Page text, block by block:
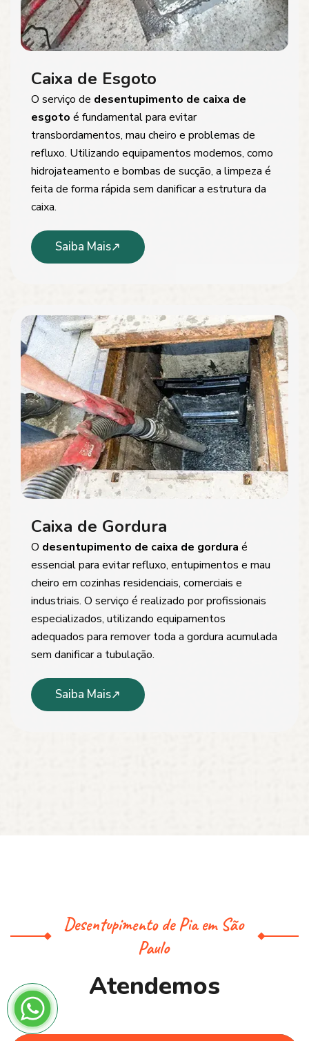
Caixa de Esgoto
O serviço de desentupimento de caixa de
esgoto é fundamental para evitar
transbordamentos, mau cheiro e problemas de
refluxo. Utilizando equipamentos modernos, como
hidrojateamento e bombas de sucção, a limpeza é
feita de forma rápida sem danificar a estrutura da
caixa.
Saiba Mais
Caixa de Gordura
O desentupimento de caixa de gordura é
essencial para evitar refluxo, entupimentos e mau
cheiro em cozinhas residenciais, comerciais e
industriais. O serviço é realizado por profissionais
especializados, utilizando equipamentos
adequados para remover toda a gordura acumulada
sem danificar a tubulação.
Saiba Mais
Desentupimento de Pia em São
Paulo
Atendemos